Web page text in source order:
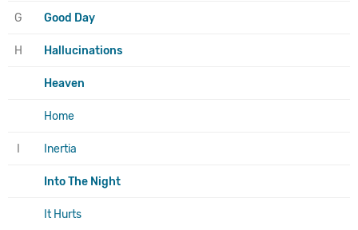
G Good Day
H Hallucinations
Heaven
Home
Inertia
Into The Night
It Hurts